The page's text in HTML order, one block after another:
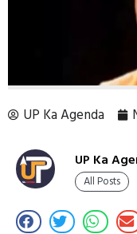
UP Ka Agenda
UP Ka
All Posts